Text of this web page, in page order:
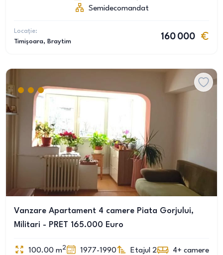
Semidecomandat
Locație:
Timișoara, Braytim
160 000
Vanzare Apartament 4 camere Piata Gorjului,
Militari - PRET 165.000 Euro
100.00 m2 1977-1990 Etajul 2 4+ camere